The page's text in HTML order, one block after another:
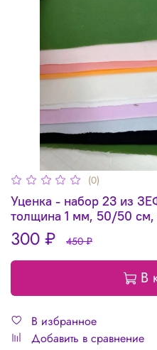
(0)
Уценка - набор 23 из
толщина 1 мм, 50/50 см,
300 ₽ 450 ₽
В
В избранное
Добавить в сравнение